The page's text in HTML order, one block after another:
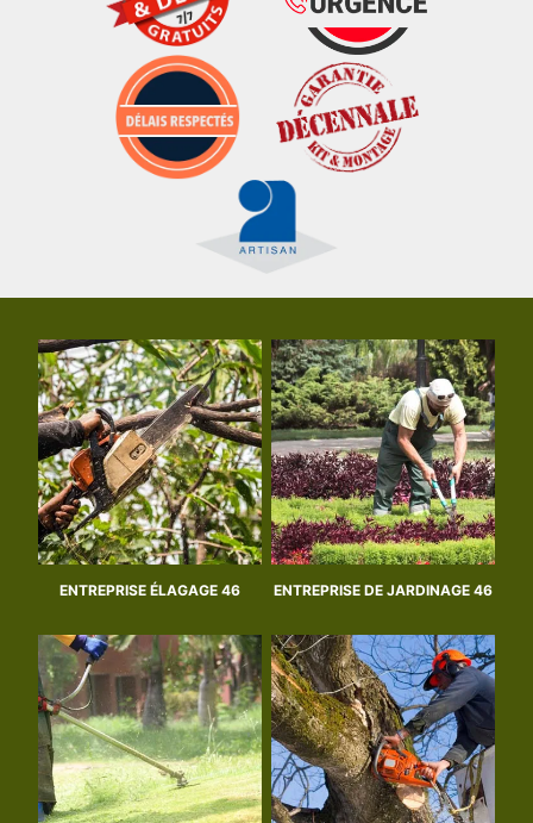
ENTREPRISE ÉLAGAGE 46 ENTREPRISE DE JARDINAGE 46